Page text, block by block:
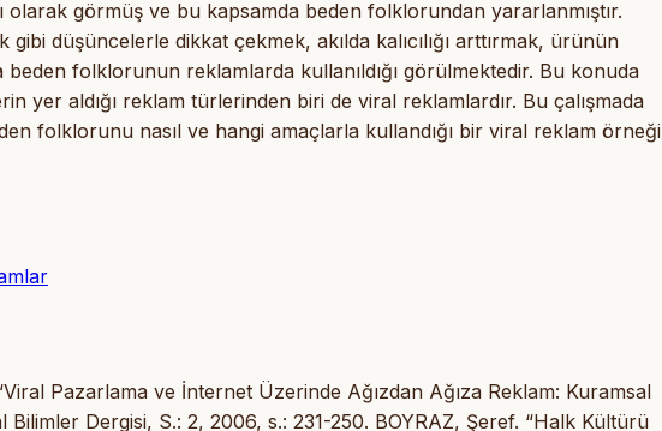
görmüş ve bu kapsamda beden folklorundan yararlanmıştır.
düşüncelerle dikkat çekmek, akılda kalıcılığı arttırmak, ürünün
beden folklorunun reklamlarda kullanıldığı görülmektedir. Bu konuda
yer aldığı reklam türlerinden biri de viral reklamlardır. Bu çalışmada
folklorunu nasıl ve hangi amaçlarla kullandığı bir viral reklam örneği
Pazarlama ve İnternet Üzerinde Ağızdan Ağıza Reklam: Kuramsal
Dergisi, S.: 2, 2006, s.: 231-250. BOYRAZ, Şeref. “Halk Kültürü